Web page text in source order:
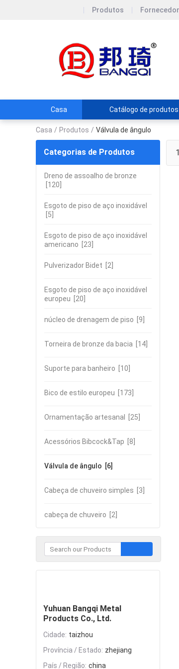
Produtos
Casa Catálogo de produtos
Casa / Produtos / Válvula de ângulo
Categorias de Produtos
Dreno de assoalho de bronze
[120]
Esgoto de piso de aço inoxidável
[5]
Esgoto de piso de aço inoxidável
americano [23]
Pulverizador Bidet [2]
Esgoto de piso de aço inoxidável
europeu [20]
núcleo de drenagem de piso [9]
Torneira de bronze da bacia [14]
Suporte para banheiro [10]
Bico de estilo europeu [173]
Ornamentação artesanal [25]
Acessórios Bibcock&Tap [8]
Válvula de ângulo [6]
Cabeça de chuveiro simples [3]
cabeça de chuveiro [2]
Yuhuan Bangqi Metal
Products Co., Ltd.
Cidade: taizhou
Província / Estado: zhejiang
País / Região: china